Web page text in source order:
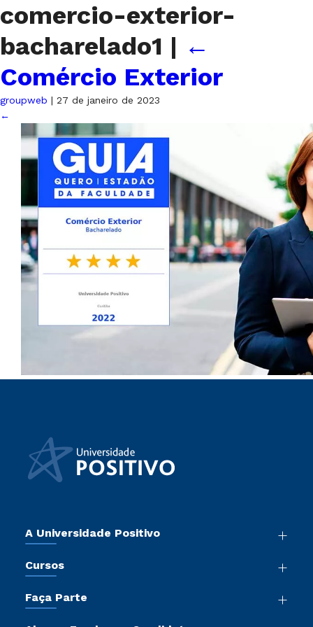
comercio-exterior-
bacharelado1 | ←
Comércio Exterior
groupweb | 27 de janeiro de 2023
←
A Universidade Positivo
Sala de Imprensa
Trabalhe Conosco
Cursos
Pós-Graduação
Faça Parte